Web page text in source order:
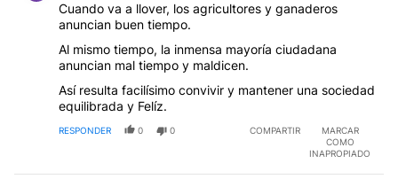
Cuando va a llover, los agricultores y ganaderos
anuncian buen tiempo.
Al mismo tiempo, la inmensa mayoría ciudadana
anuncian mal tiempo y maldicen.
Así resulta facilísimo convivir y mantener una sociedad
equilibrada y Felíz.
RESPONDER 0 0 COMPARTIR
MARCAR
COMO
INAPROPIADO